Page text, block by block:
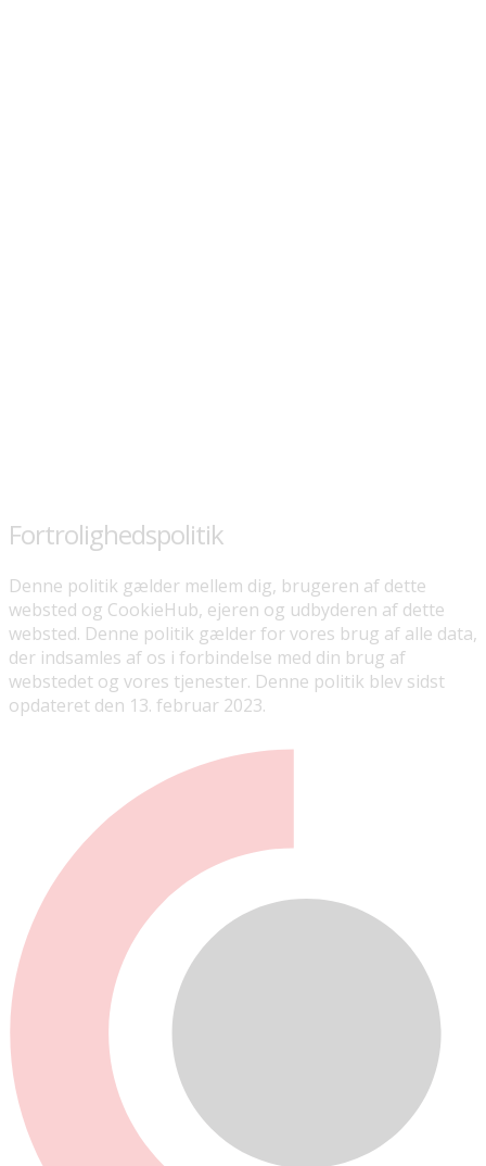
Fortrolighedspolitik
Denne politik gælder mellem dig, brugeren af dette
websted og CookieHub, ejeren og udbyderen af dette
websted. Denne politik gælder for vores brug af alle data,
der indsamles af os i forbindelse med din brug af
webstedet og vores tjenester. Denne politik blev sidst
opdateret den 13. februar 2023.